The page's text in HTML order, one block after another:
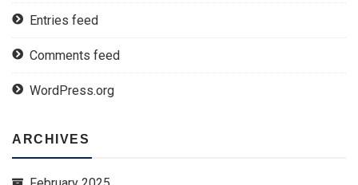
Entries feed
Comments feed
WordPress.org
ARCHIVES